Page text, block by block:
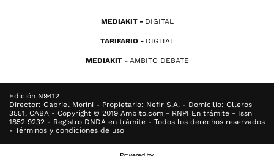
MEDIAKIT DIGITAL
TARIFARIO DIGITAL
MEDIAKIT AMBITO DEBATE
Edición N9412
Director: Gabriel Morini - Propietario: Nefir S.A. - Domicilio: Olleros
3551, CABA - Copyright © 2019 Ambito.com - RNPI En trámite - Issn
1852 9232 - Registro DNDA en trámite - Todos los derechos reservados
- Términos y condiciones de uso